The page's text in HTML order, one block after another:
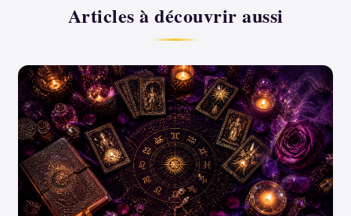
Articles à découvrir aussi